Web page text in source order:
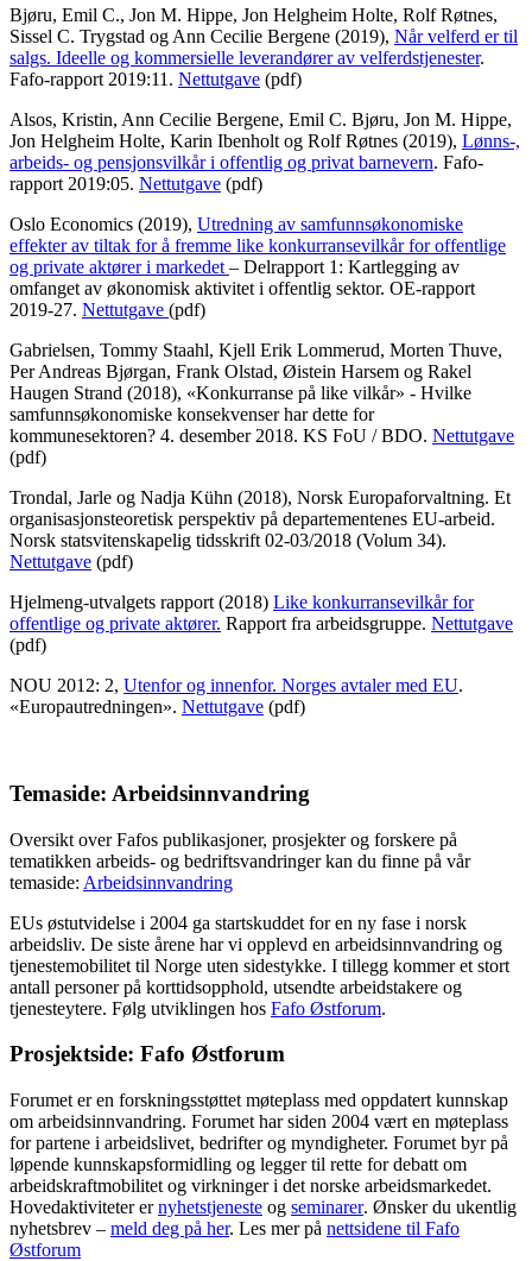
Bjøru, Emil C., Jon M. Hippe, Jon Helgheim Holte, Rolf Røtnes,
Sissel C. Trygstad og Ann Cecilie Bergene (2019), Når velferd er til
salgs. Ideelle og kommersielle leverandører av velferdstjenester.
Fafo-rapport 2019:11. Nettutgave (pdf)
Alsos, Kristin, Ann Cecilie Bergene, Emil C. Bjøru, Jon M. Hippe,
Jon Helgheim Holte, Karin Ibenholt og Rolf Røtnes (2019), Lønns-,
arbeids- og pensjonsvilkår i offentlig og privat barnevern. Fafo-
rapport 2019:05. Nettutgave (pdf)
Oslo Economics (2019), Utredning av samfunnsøkonomiske
effekter av tiltak for å fremme like konkurransevilkår for offentlige
og private aktører i markedet – Delrapport 1: Kartlegging av
omfanget av økonomisk aktivitet i offentlig sektor. OE-rapport
2019-27. Nettutgave (pdf)
Gabrielsen, Tommy Staahl, Kjell Erik Lommerud, Morten Thuve,
Per Andreas Bjørgan, Frank Olstad, Øistein Harsem og Rakel
Haugen Strand (2018), «Konkurranse på like vilkår» - Hvilke
samfunnsøkonomiske konsekvenser har dette for
kommunesektoren? 4. desember 2018. KS FoU / BDO. Nettutgave
(pdf)
Trondal, Jarle og Nadja Kühn (2018), Norsk Europaforvaltning. Et
organisasjonsteoretisk perspektiv på departementenes EU-arbeid.
Norsk statsvitenskapelig tidsskrift 02-03/2018 (Volum 34).
Nettutgave (pdf)
Hjelmeng-utvalgets rapport (2018) Like konkurransevilkår for
offentlige og private aktører. Rapport fra arbeidsgruppe. Nettutgave
(pdf)
NOU 2012: 2, Utenfor og innenfor. Norges avtaler med EU.
«Europautredningen». Nettutgave (pdf)
Temaside: Arbeidsinnvandring
Oversikt over Fafos publikasjoner, prosjekter og forskere på
tematikken arbeids- og bedriftsvandringer kan du finne på vår
temaside: Arbeidsinnvandring
EUs østutvidelse i 2004 ga startskuddet for en ny fase i norsk
arbeidsliv. De siste årene har vi opplevd en arbeidsinnvandring og
tjenestemobilitet til Norge uten sidestykke. I tillegg kommer et stort
antall personer på korttidsopphold, utsendte arbeidstakere og
tjenesteytere. Følg utviklingen hos Fafo Østforum.
Prosjektside: Fafo Østforum
Forumet er en forskningsstøttet møteplass med oppdatert kunnskap
om arbeidsinnvandring. Forumet har siden 2004 vært en møteplass
for partene i arbeidslivet, bedrifter og myndigheter. Forumet byr på
løpende kunnskapsformidling og legger til rette for debatt om
arbeidskraftmobilitet og virkninger i det norske arbeidsmarkedet.
Hovedaktiviteter ernyhetstjeneste og seminarer. Ønsker du ukentlig
nyhetsbrev – meld deg på her. Les mer på nettsidene til Fafo
Østforum